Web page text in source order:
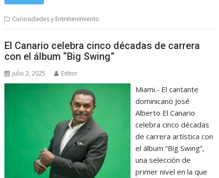
Curiosidades y Entretenimiento
El Canario celebra cinco décadas de carrera
con el álbum “Big Swing”
julio 2, 2025 Editor
Miami.- El cantante
dominicano José
Alberto El Canario
celebra cinco décadas
de carrera artística con
el álbum “Big Swing”,
una selección de
primer nivel en la que